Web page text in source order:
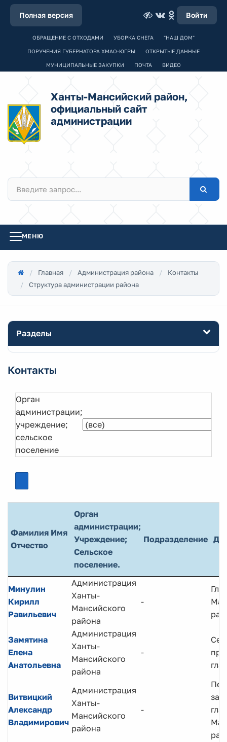
Полная версия Войти
ОБРАЩЕНИЕ С ОТХОДАМИ УБОРКА СНЕГА "НАШ ДОМ"
ПОРУЧЕНИЯ ГУБЕРНАТОРА ХМАО-ЮГРЫ ОТКРЫТЫЕ ДАННЫЕ
МУНИЦИПАЛЬНЫЕ ЗАКУПКИ ПОЧТА ВИДЕО
Ханты-Мансийский район,
официальный сайт
администрации
МЕНЮ
Главная Администрация района
Контакты
Структура администрации района
Разделы
Контакты
Орган
администрации;
учреждение;
сельское
поселение
Фамилия Имя
Отчество
Орган
администрации;
Учреждение;
Сельское
поселение.
Подразделение
Минулин
Кирилл
Равильевич
Администрация
Ханты-
Мансийского
района
-
Замятина
Елена
Анатольевна
Администрация
Ханты-
Мансийского
района
-
Витвицкий
Александр
Владимирович
Администрация
Ханты-
Мансийского
района
-